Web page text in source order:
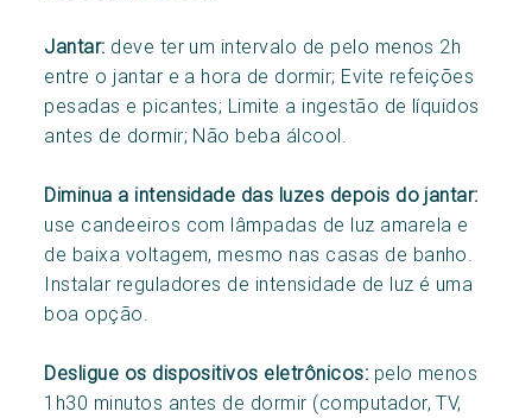
Jantar: deve ter um intervalo de pelo menos 2h
entre o jantar e a hora de dormir; Evite refeições
pesadas e picantes; Limite a ingestão de líquidos
antes de dormir; Não beba álcool.
Diminua a intensidade das luzes depois do jantar:
use candeeiros com lâmpadas de luz amarela e
de baixa voltagem, mesmo nas casas de banho.
Instalar reguladores de intensidade de luz é uma
boa opção.
Desligue os dispositivos eletrônicos: pelo menos
1h30 minutos antes de dormir (computador, TV,